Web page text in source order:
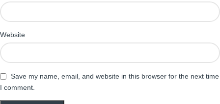
Website
Save my name, email, and website in this browser for the next time
I comment.